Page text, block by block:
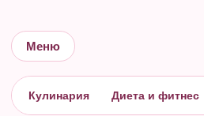
Меню
Кулинария Диета и фитнес